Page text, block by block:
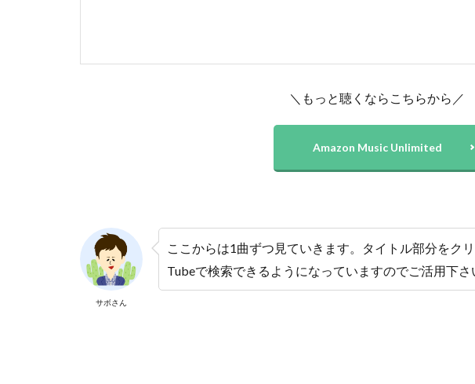
＼もっと聴くならこちらから／
Amazon Music Unlimited
サボさん
ここからは1曲ずつ見ていきます。タイトル部分をク
Tubeで検索できるようになっていますのでご活用下さ